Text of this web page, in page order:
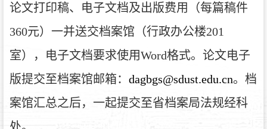
论文打印稿、电子文档及出版费用（每篇稿件
360元）一并送交档案馆（行政办公楼201
室），电子文档要求使用Word格式。论文电子
版提交至档案馆邮箱： dagbgs@sdust.edu.cn。档
案馆汇总之后，一起提交至省档案局法规经科